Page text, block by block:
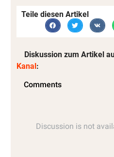
Teile diesen Artikel
Diskussion zum Artikel
Kanal :